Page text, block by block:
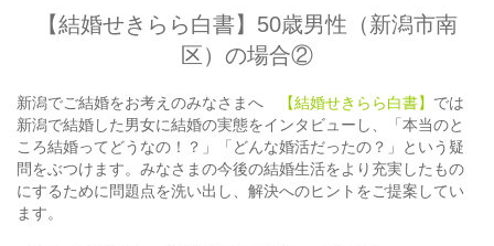
【結婚せきらら白書】50歳男性（新潟市南
区）の場合②
新潟でご結婚をお考えのみなさまへ 【結婚せきらら白書】 では
新潟で結婚した男女に結婚の実態をインタビューし、「本当のと
ころ結婚ってどうなの！？」「どんな婚活だったの？」という疑
問をぶつけます。みなさまの今後の結婚生活をより充実したもの
にするために問題点を洗い出し、解決へのヒントをご提案してい
ます。